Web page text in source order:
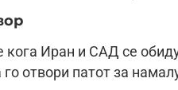
Иран и САД се
отвори патот за